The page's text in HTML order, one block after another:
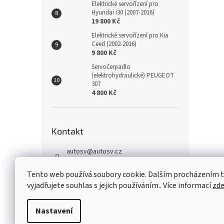
Tento web používá soubory cookie. Dalším procházením
vyjadřujete souhlas s jejich používáním.. Více informacízde
Nastavení
Elektrické servořízení pro
Hyundai i30 (2007-2016)
19 800 Kč
Elektrické servořízení pro Kia
Ceed (2002-2016)
9 800 Kč
Servočerpadlo
(elektrohydraulické) PEUGEOT
307
4 800 Kč
Kontakt
autosv@autosv.cz
+420 739 933 279